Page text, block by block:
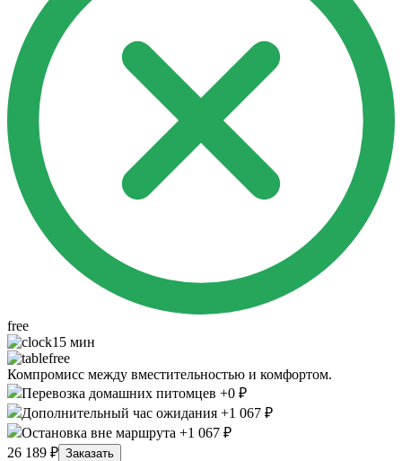
free
15 мин
free
Компромисс между вместительностью и комфортом.
Перевозка домашних питомцев +0 ₽
Дополнительный час ожидания +1 067 ₽
Остановка вне маршрута +1 067 ₽
26 189 ₽ Заказать